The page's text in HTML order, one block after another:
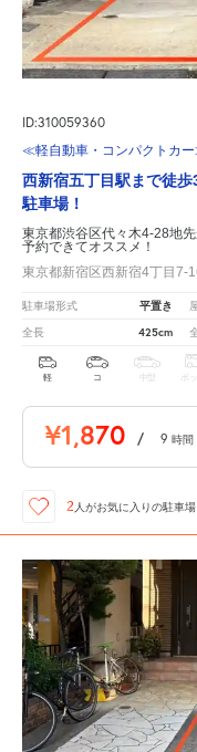
ID:310059360
≪軽自動車・コンパクトカ
西新宿五丁目駅まで徒
駐車場！
東京都渋谷区代々木4-28地先
予約できてオススメ！
東京都新宿区西新宿4丁目7-
駐車場形式 平置き
全長 425cm
軽 コ 中型 ボ
¥1,870 / 9 時間
2 人がお気に入りの駐車場